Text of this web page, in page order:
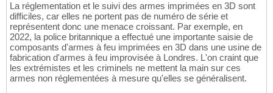
La réglementation et le suivi des armes imprimées en 3D sont
difficiles, car elles ne portent pas de numéro de série et
représentent donc une menace croissant. Par exemple, en
2022, la police britannique a effectué une importante saisie de
composants d'armes à feu imprimées en 3D dans une usine de
fabrication d'armes à feu improvisée à Londres. L'on craint que
les extrémistes et les criminels ne mettent la main sur ces
armes non réglementées à mesure qu'elles se généralisent.